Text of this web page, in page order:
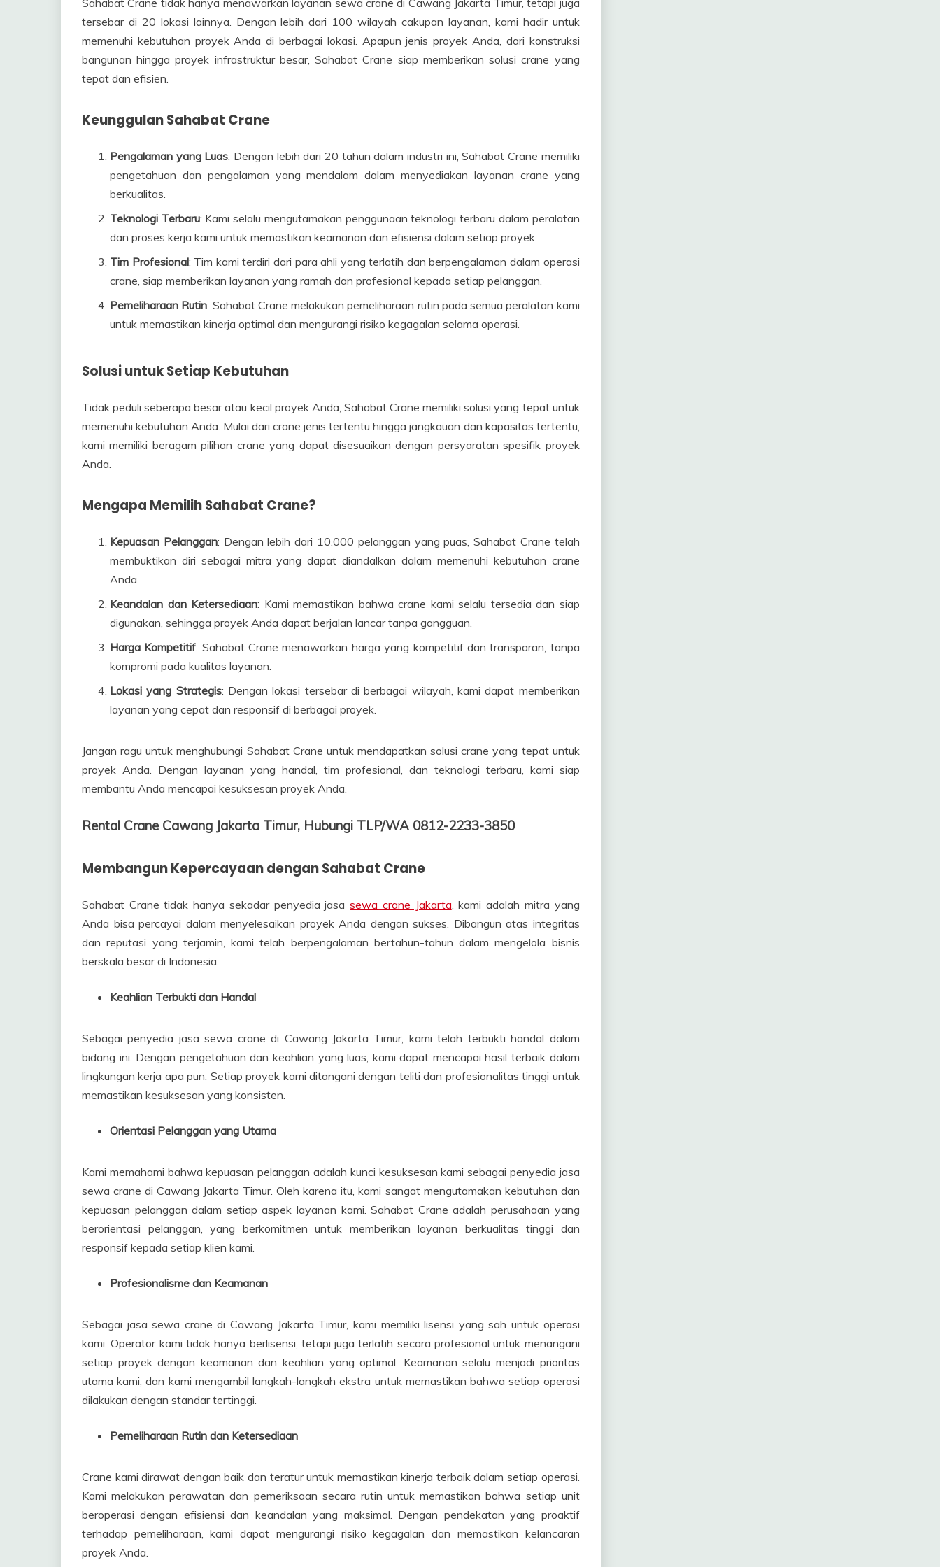
tersebar di 20 lokasi lainnya. Dengan lebih dari 100 wilayah cakupan layanan, kami hadir untuk
memenuhi kebutuhan proyek Anda di berbagai lokasi. Apapun jenis proyek Anda, dari konstruksi
bangunan hingga proyek infrastruktur besar, Sahabat Crane siap memberikan solusi crane yang
tepat dan efisien.
Keunggulan Sahabat Crane
Pengalaman yang Luas: Dengan lebih dari 20 tahun dalam industri ini, Sahabat Crane memiliki
pengetahuan dan pengalaman yang mendalam dalam menyediakan layanan crane yang
berkualitas.
Teknologi Terbaru: Kami selalu mengutamakan penggunaan teknologi terbaru dalam peralatan
dan proses kerja kami untuk memastikan keamanan dan efisiensi dalam setiap proyek.
Tim Profesional: Tim kami terdiri dari para ahli yang terlatih dan berpengalaman dalam operasi
crane, siap memberikan layanan yang ramah dan profesional kepada setiap pelanggan.
Pemeliharaan Rutin: Sahabat Crane melakukan pemeliharaan rutin pada semua peralatan kami
untuk memastikan kinerja optimal dan mengurangi risiko kegagalan selama operasi.
Solusi untuk Setiap Kebutuhan
Tidak peduli seberapa besar atau kecil proyek Anda, Sahabat Crane memiliki solusi yang tepat untuk
memenuhi kebutuhan Anda. Mulai dari crane jenis tertentu hingga jangkauan dan kapasitas tertentu,
kami memiliki beragam pilihan crane yang dapat disesuaikan dengan persyaratan spesifik proyek
Anda.
Mengapa Memilih Sahabat Crane?
Kepuasan Pelanggan: Dengan lebih dari 10.000 pelanggan yang puas, Sahabat Crane telah
membuktikan diri sebagai mitra yang dapat diandalkan dalam memenuhi kebutuhan crane
Anda.
Keandalan dan Ketersediaan: Kami memastikan bahwa crane kami selalu tersedia dan siap
digunakan, sehingga proyek Anda dapat berjalan lancar tanpa gangguan.
Harga Kompetitif: Sahabat Crane menawarkan harga yang kompetitif dan transparan, tanpa
kompromi pada kualitas layanan.
Lokasi yang Strategis: Dengan lokasi tersebar di berbagai wilayah, kami dapat memberikan
layanan yang cepat dan responsif di berbagai proyek.
Jangan ragu untuk menghubungi Sahabat Crane untuk mendapatkan solusi crane yang tepat untuk
proyek Anda. Dengan layanan yang handal, tim profesional, dan teknologi terbaru, kami siap
membantu Anda mencapai kesuksesan proyek Anda.
Rental Crane Cawang Jakarta Timur, Hubungi TLP/WA 0812-2233-3850
Membangun Kepercayaan dengan Sahabat Crane
Sahabat Crane tidak hanya sekadar penyedia jasasewa crane Jakarta , kami adalah mitra yang
Anda bisa percayai dalam menyelesaikan proyek Anda dengan sukses. Dibangun atas integritas
dan reputasi yang terjamin, kami telah berpengalaman bertahun-tahun dalam mengelola bisnis
berskala besar di Indonesia.
Keahlian Terbukti dan Handal
Sebagai penyedia jasa sewa crane di Cawang Jakarta Timur, kami telah terbukti handal dalam
bidang ini. Dengan pengetahuan dan keahlian yang luas, kami dapat mencapai hasil terbaik dalam
lingkungan kerja apa pun. Setiap proyek kami ditangani dengan teliti dan profesionalitas tinggi untuk
memastikan kesuksesan yang konsisten.
Orientasi Pelanggan yang Utama
Kami memahami bahwa kepuasan pelanggan adalah kunci kesuksesan kami sebagai penyedia jasa
sewa crane di Cawang Jakarta Timur. Oleh karena itu, kami sangat mengutamakan kebutuhan dan
kepuasan pelanggan dalam setiap aspek layanan kami. Sahabat Crane adalah perusahaan yang
berorientasi pelanggan, yang berkomitmen untuk memberikan layanan berkualitas tinggi dan
responsif kepada setiap klien kami.
Profesionalisme dan Keamanan
Sebagai jasa sewa crane di Cawang Jakarta Timur, kami memiliki lisensi yang sah untuk operasi
kami. Operator kami tidak hanya berlisensi, tetapi juga terlatih secara profesional untuk menangani
setiap proyek dengan keamanan dan keahlian yang optimal. Keamanan selalu menjadi prioritas
utama kami, dan kami mengambil langkah-langkah ekstra untuk memastikan bahwa setiap operasi
dilakukan dengan standar tertinggi.
Pemeliharaan Rutin dan Ketersediaan
Crane kami dirawat dengan baik dan teratur untuk memastikan kinerja terbaik dalam setiap operasi.
Kami melakukan perawatan dan pemeriksaan secara rutin untuk memastikan bahwa setiap unit
beroperasi dengan efisiensi dan keandalan yang maksimal. Dengan pendekatan yang proaktif
terhadap pemeliharaan, kami dapat mengurangi risiko kegagalan dan memastikan kelancaran
proyek Anda.